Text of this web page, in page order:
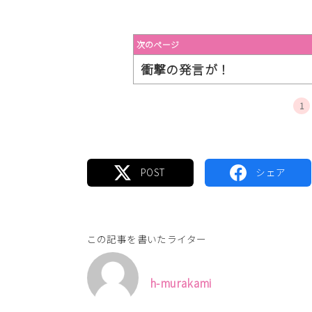
次のページ
衝撃の発言が！
1
この記事を書いたライター
h-murakami